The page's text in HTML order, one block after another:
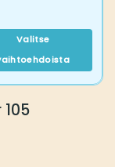
Valitse